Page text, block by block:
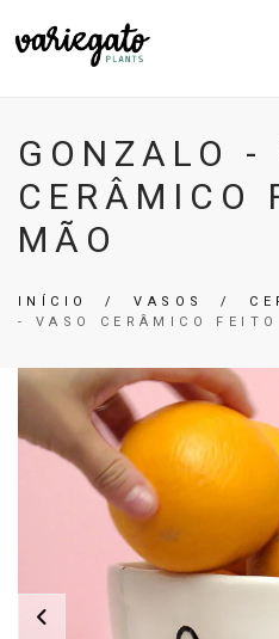
GONZALO -
CERÂMICO
MÃO
INÍCIO /VASOS /
- VASO CERÂMICO FEITO